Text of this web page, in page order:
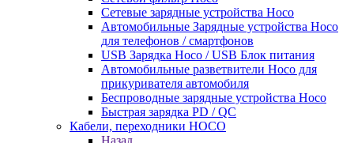
Сетевые зарядные устройства Hoco
Автомобильные Зарядные устройства Hoco
для телефонов / смартфонов
USB Зарядка Hoco / USB Блок питания
Автомобильные разветвители Hoco для
прикуривателя автомобиля
Беспроводные зарядные устройства Hoco
Быстрая зарядка PD / QC
Кабели, переходники HOCO
Назад